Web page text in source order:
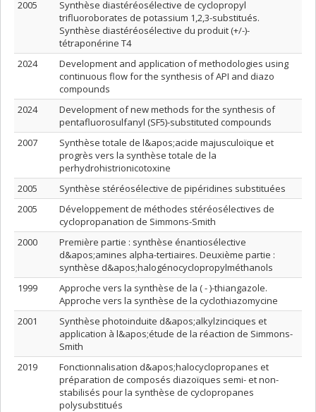
2005
Synthèse diastéréosélective de cyclopropyl
trifluoroborates de potassium 1,2,3-substitués.
Synthèse diastéréosélective du produit (+/-)-
tétraponérine T4
2024
Development and application of methodologies using
continuous flow for the synthesis of API and diazo
compounds
2024
Development of new methods for the synthesis of
pentafluorosulfanyl (SF5)-substituted compounds
2007
Synthèse totale de l&apos;acide majusculoïque et
progrès vers la synthèse totale de la
perhydrohistrionicotoxine
2005
Synthèse stéréosélective de pipéridines substituées
2005
Développement de méthodes stéréosélectives de
cyclopropanation de Simmons-Smith
2000
Première partie : synthèse énantiosélective
d&apos;amines alpha-tertiaires. Deuxième partie :
synthèse d&apos;halogénocyclopropylméthanols
1999
Approche vers la synthèse de la ( - )-thiangazole.
Approche vers la synthèse de la cyclothiazomycine
2001
Synthèse photoinduite d&apos;alkylzinciques et
application à l&apos;étude de la réaction de Simmons-
Smith
2019
Fonctionnalisation d&apos;halocyclopropanes et
préparation de composés diazoïques semi- et non-
stabilisés pour la synthèse de cyclopropanes
polysubstitués